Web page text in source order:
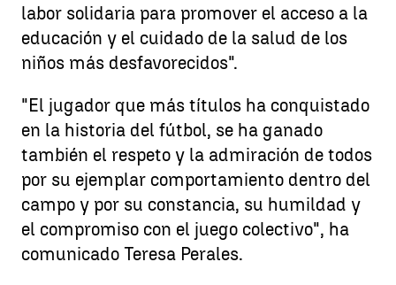
labor solidaria para promover el acceso a la
educación y el cuidado de la salud de los
niños más desfavorecidos".
"El jugador que más títulos ha conquistado
en la historia del fútbol, se ha ganado
también el respeto y la admiración de todos
por su ejemplar comportamiento dentro del
campo y por su constancia, su humildad y
el compromiso con el juego colectivo", ha
comunicado Teresa Perales.